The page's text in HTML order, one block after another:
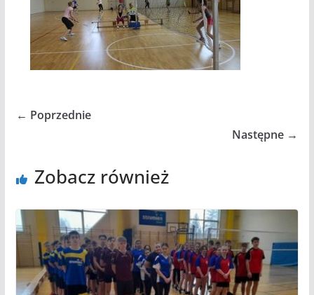
← Poprzednie
Następne →
Zobacz również